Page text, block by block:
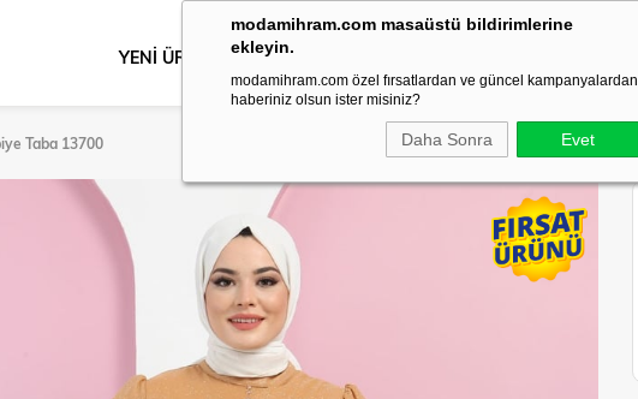
modamihram.com masaüstü bildirimlerine
ekleyin.
modamihram.com özel fırsatlardan ve güncel kampanyalardan
haberiniz olsun ister misiniz?
Daha Sonra Evet
YENİ ÜRÜNLER DIŞ GİYİM
Taba 13700